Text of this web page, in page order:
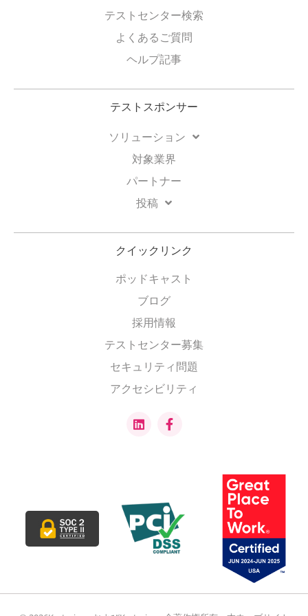
テストセンター検索
よくあるご質問
ヘルプ記事
テストスポンサー
ソリューション
対象業界
パートナー
投稿
クイックリンク
ポッドキャスト
ブログ
採用情報
テストセンター募集
セキュリティ問題
アクセシビリティ